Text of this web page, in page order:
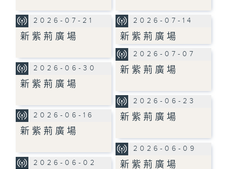
2026-07-21
新紫荊廣場
2026-07-14
新紫荊廣場
2026-07-07
新紫荊廣場
2026-06-30
新紫荊廣場
2026-06-23
新紫荊廣場
2026-06-16
新紫荊廣場
2026-06-09
新紫荊廣場
2026-06-02